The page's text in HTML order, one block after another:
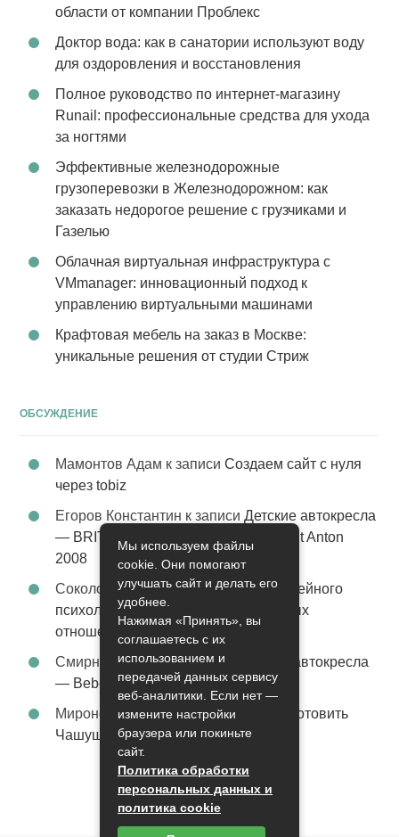
области от компании Проблекс
Доктор вода: как в санатории используют воду
для оздоровления и восстановления
Полное руководство по интернет-магазину
Runail: профессиональные средства для ухода
за ногтями
Эффективные железнодорожные
грузоперевозки в Железнодорожном: как
заказать недорогое решение с грузчиками и
Газелью
Облачная виртуальная инфраструктура с
VMmanager: инновационный подход к
управлению виртуальными машинами
Крафтовая мебель на заказ в Москве:
уникальные решения от студии Стриж
ОБСУЖДЕНИЕ
Мамонтов Адам к записиСоздаем сайт с нуля
через tobiz
Егоров Константин к записиДетские автокресла
— BRITAX Evolva 1-2-3 (1-2-3) цвет St Anton
2008
Соколова Эльзак записиУслуги семейного
психолога – стабильность в семейных
отношениях
Смирнова Грацияк записи
Детские автокресла
— Bebe Confort Moby цвет Orange
Миронов Никифорк записи
Как приготовить
Чашушули
Мы используем файлы
cookie. Они помогают
улучшать сайт и делать его
удобнее.
Нажимая «Принять», вы
соглашаетесь с их
использованием и
передачей данных сервису
веб-аналитики. Если нет —
измените настройки
браузера или покиньте
сайт.
Политика обработки
персональных данных и
политика cookie